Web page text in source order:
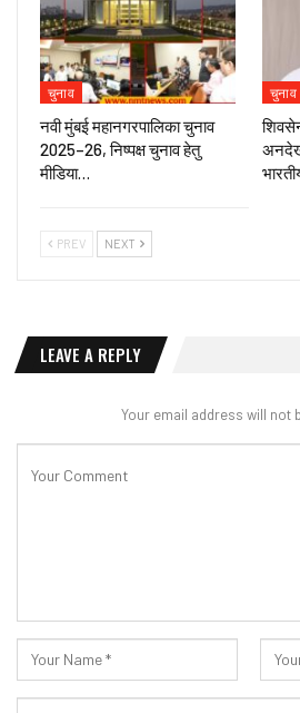
चुनाव
नवी मुंबई महानगरपालिका चुनाव
2025–26, निष्पक्ष चुनाव हेतु
मीडिया…
चुनाव
PREV NEXT
LEAVE A REPLY
Your email address will not